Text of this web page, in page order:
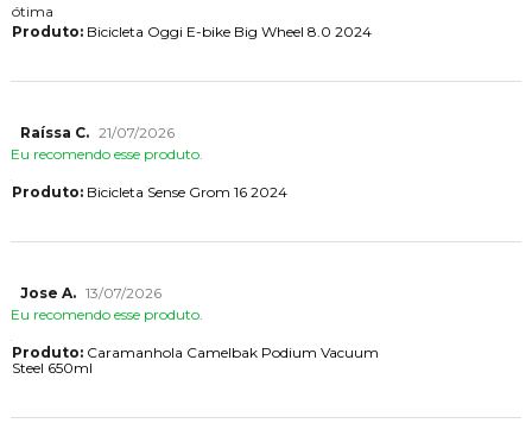
ótima
Produto:Bicicleta Oggi E-bike Big Wheel 8.0 2024
Raíssa C. 21/07/2026
Eu recomendo esse produto.
Produto:Bicicleta Sense Grom 16 2024
Jose A. 13/07/2026
Eu recomendo esse produto.
Produto:Caramanhola Camelbak Podium Vacuum
Steel 650ml